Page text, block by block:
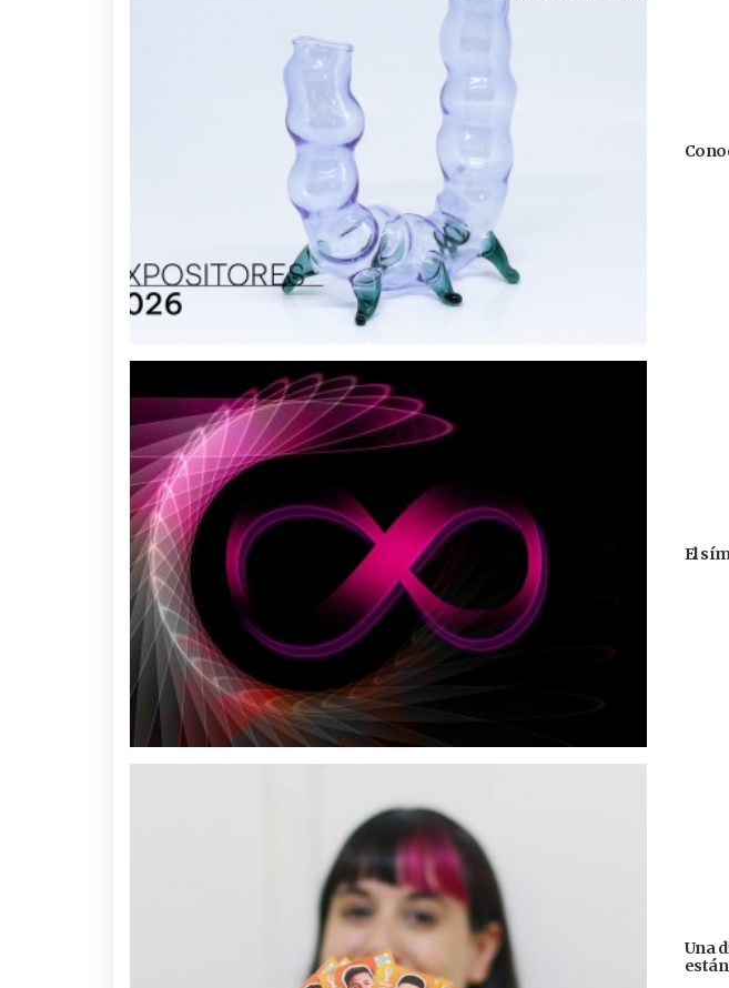
El
Una